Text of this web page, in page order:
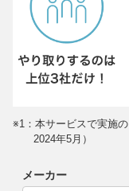
※1：本サービスで実施
2024年5月）
メーカー